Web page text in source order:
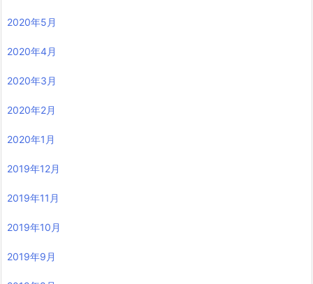
2020年5月
2020年4月
2020年3月
2020年2月
2020年1月
2019年12月
2019年11月
2019年10月
2019年9月